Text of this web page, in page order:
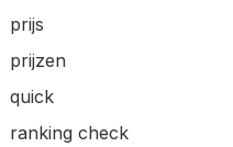
prijs
prijzen
quick
ranking check